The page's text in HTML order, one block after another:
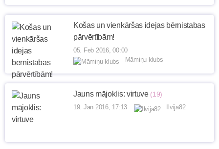
Košas un vienkāršas idejas bērnistabas
pārvērtībām!
05. Feb 2016, 00:00
Māmiņu klubs
Jauns mājoklis: virtuve (19)
19. Jan 2016, 17:13 Ilvija82